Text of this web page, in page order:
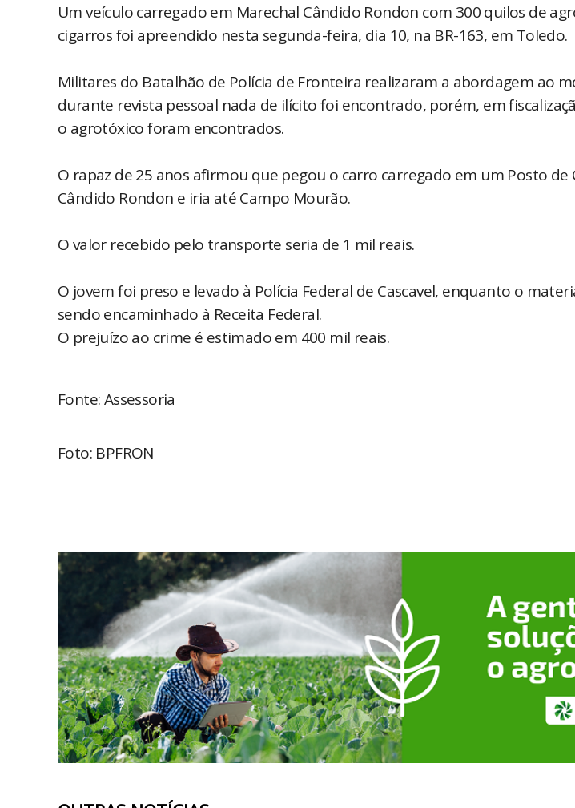
Um veículo carregado em Marechal Cândido Rondon com 300 quilos de
cigarros foi apreendido nesta segunda-feira, dia 10, na BR-163, em Toledo.
Militares do Batalhão de Polícia de Fronteira realizaram a abordagem ao
durante revista pessoal nada de ilícito foi encontrado, porém, em
o agrotóxico foram encontrados.
O rapaz de 25 anos afirmou que pegou o carro carregado em um Posto de
Cândido Rondon e iria até Campo Mourão.
O valor recebido pelo transporte seria de 1 mil reais.
O jovem foi preso e levado à Polícia Federal de Cascavel, enquanto o
sendo encaminhado à Receita Federal.
O prejuízo ao crime é estimado em 400 mil reais.
Fonte: Assessoria
Foto: BPFRON